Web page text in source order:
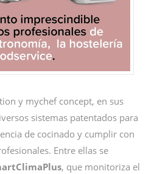
y mychef concept, en sus
sistemas patentados para
de cocinado y cumplir con
Entre ellas se
, que monitoriza el